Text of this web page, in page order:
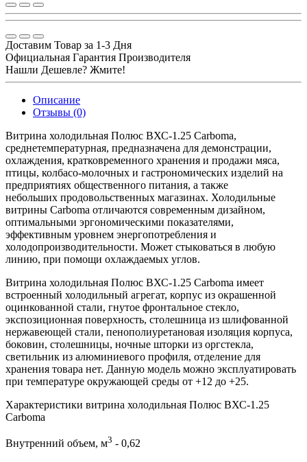
Доставим Товар за 1-3 Дня
Официальная Гарантия Производителя
Нашли Дешевле? Жмите!
Описание
Отзывы (0)
Витрина холодильная Полюс ВХС-1.25 Carboma,
среднетемпературная, предназначена для демонстрации,
охлаждения, кратковременного хранения и продажи мяса,
птицы, колбасо-молочных и гастрономических изделий на
предприятиях общественного питания, а также
небольших продовольственных магазинах. Холодильные
витрины Carboma отличаются современным дизайном,
оптимальными эргономическими показателями,
эффективным уровнем энергопотребления и
холодопроизводительности. Может стыковаться в любую
линию, при помощи охлаждаемых углов.
Витрина холодильная Полюс ВХС-1.25 Carboma имеет
встроенный холодильный агрегат, корпус из окрашенной
оцинкованной стали, гнутое фронтальное стекло,
экспозиционная поверхность, столешница из шлифованной
нержавеющей стали, пенополиуретановая изоляция корпуса,
боковин, столешницы, ночные шторки из оргстекла,
светильник из алюминиевого профиля, отделение для
хранения товара нет. Данную модель можно эксплуатировать
при температуре окружающей среды от +12 до +25.
Характеристики витрина холодильная Полюс ВХС-1.25
Carboma
Внутренний объем, м3 - 0,62